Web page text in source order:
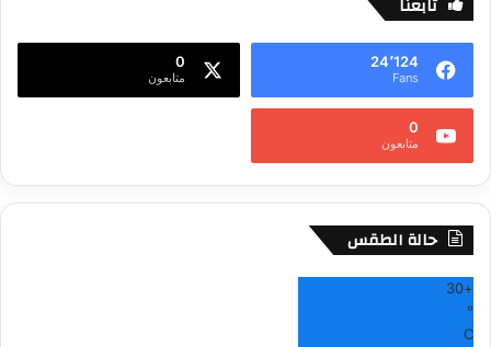
ف
تابعنا
24٬124
Fans
0
متابعون
0
متابعون
حالة الطقس
+
30
°
C